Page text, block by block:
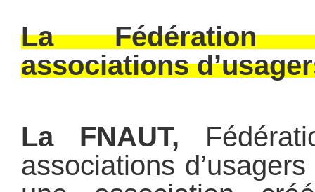
LaFédération
associations
La FNAUT,
associations